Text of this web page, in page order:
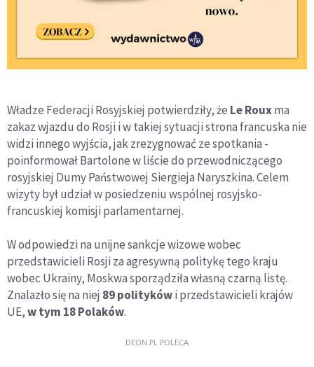
Władze Federacji Rosyjskiej potwierdziły, że Le Rouxma
zakaz wjazdu do Rosji i w takiej sytuacji strona francuska nie
widzi innego wyjścia, jak zrezygnować ze spotkania -
poinformował Bartolone w liście do przewodniczącego
rosyjskiej Dumy Państwowej Siergieja Naryszkina. Celem
wizyty był udział w posiedzeniu wspólnej rosyjsko-
francuskiej komisji parlamentarnej.
W odpowiedzi na unijne sankcje wizowe wobec
przedstawicieli Rosji za agresywną politykę tego kraju
wobec Ukrainy, Moskwa sporządziła własną czarną listę.
Znalazło się na niej 89 politykówi przedstawicieli krajów
UE,w tym 18 Polaków.
DEON.PL POLECA